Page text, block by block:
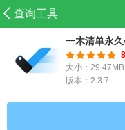
查询工具
一木清单永
大小：29.47MB
版本：2.3.7